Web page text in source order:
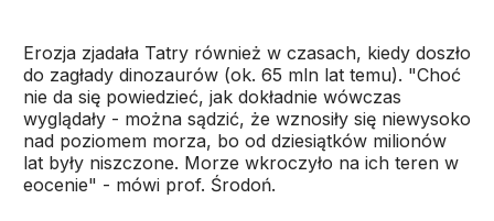
Erozja zjadała Tatry również w czasach, kiedy doszło
do zagłady dinozaurów (ok. 65 mln lat temu). "Choć
nie da się powiedzieć, jak dokładnie wówczas
wyglądały - można sądzić, że wznosiły się niewysoko
nad poziomem morza, bo od dziesiątków milionów
lat były niszczone. Morze wkroczyło na ich teren w
eocenie" - mówi prof. Środoń.